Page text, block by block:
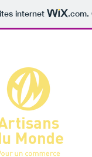
internet .com.